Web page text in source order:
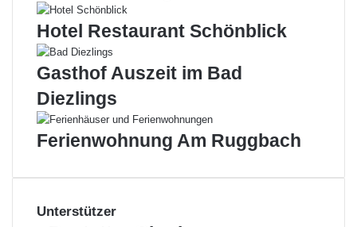
Hotel Restaurant Schönblick
Gasthof Auszeit im Bad
Diezlings
Ferienwohnung Am Ruggbach
Unterstützer